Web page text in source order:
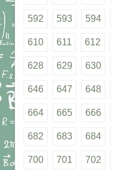
592 593 594
610 611 612
628 629 630
646 647 648
664 665 666
682 683 684
700 701 702